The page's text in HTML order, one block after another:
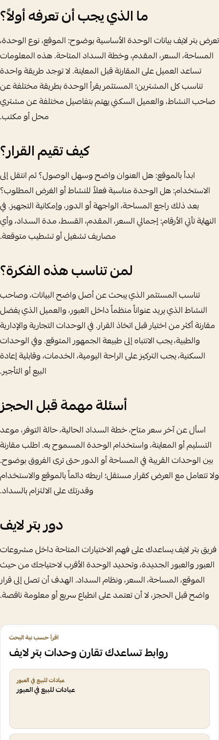
ما الذي يجب أن تعرفه أولاً؟
تعرض بتر لايف بيانات الوحدة الأساسية بوضوح: الموقع، نوع الوحدة،
المساحة، السعر، المقدم، وخطة السداد المتاحة. هذه المعلومات
تساعد العميل على المقارنة قبل المعاينة. لا توجد طريقة واحدة
تناسب كل المشترين؛ المستثمر يقرأ الوحدة بطريقة مختلفة عن
صاحب النشاط، والعميل السكني يهتم بتفاصيل مختلفة عن مشتري
محل أو مكتب.
كيف تقيم القرار؟
ابدأ بالموقع: هل العنوان واضح وسهل الوصول؟ ثم انتقل إلى
الاستخدام: هل الوحدة مناسبة فعلاً للنشاط أو الغرض المطلوب؟
بعد ذلك راجع المساحة، الواجهة أو الدور، وإمكانية التجهيز. في
النهاية تأتي الأرقام: إجمالي السعر، المقدم، القسط، مدة السداد، وأي
مصاريف تشغيل أو تشطيب متوقعة.
لمن تناسب هذه الفكرة؟
تناسب المستثمر الذي يبحث عن أصل واضح البيانات، وصاحب
النشاط الذي يريد عنواناً منظماً داخل العبور، والعميل الذي يفضل
مقارنة أكثر من اختيار قبل اتخاذ القرار. في الوحدات التجارية والإدارية
والطبية، يجب الانتباه إلى طبيعة الجمهور المتوقع. وفي الوحدات
السكنية، يجب التركيز على الراحة اليومية، الخدمات، وقابلية إعادة
البيع أو التأجير.
أسئلة مهمة قبل الحجز
اسأل عن آخر سعر متاح، خطة السداد الحالية، حالة التوفر، موعد
التسليم أو المعاينة، واستخدام الوحدة المسموح به. اطلب مقارنة
بين الوحدات القريبة في المساحة أو الدور حتى ترى الفروق بوضوح.
ولا تتعامل مع العرض كقرار مستقل؛ اربطه دائماً بالموقع والاستخدام
وقدرتك على الالتزام بالسداد.
دور بتر لايف
فريق بتر لايف يساعدك على فهم الاختيارات المتاحة داخل مشروعات
العبور والعبور الجديدة، وتحديد الوحدة الأقرب لاحتياجك من حيث
الموقع، المساحة، السعر، ونظام السداد. الهدف أن تصل إلى قرار
واضح قبل الحجز، لا أن تعتمد على انطباع سريع أو معلومة ناقصة.
اقرأ حسب نية البحث
روابط تساعدك تقارن وحدات بتر لايف
عيادات للبيع في العبور
عيادات للبيع في العبور